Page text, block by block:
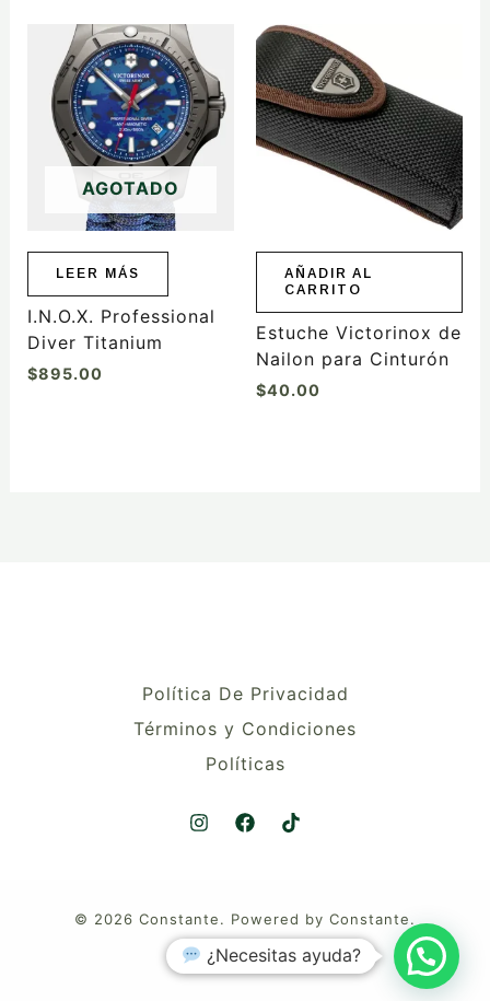
AGOTADO
LEER MÁS
I.N.O.X. Professional
Diver Titanium
$895.00
AÑADIR AL
CARRITO
Estuche Victorinox de
Nailon para Cinturón
$40.00
Política De Privacidad
Términos y Condiciones
Políticas
© 2026 Constante. Powered by Constante.
¿Necesitas ayuda?